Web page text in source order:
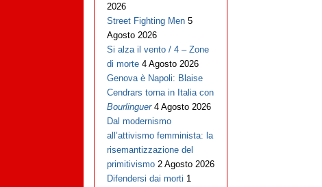
2026
Street Fighting Men 5
Agosto 2026
Si alza il vento / 4 – Zone
di morte 4 Agosto 2026
Genova è Napoli: Blaise
Cendrars torna in Italia con
Bourlinguer 4 Agosto 2026
Dal modernismo
all’attivismo femminista: la
risemantizzazione del
primitivismo 2 Agosto 2026
Difendersi dai morti 1